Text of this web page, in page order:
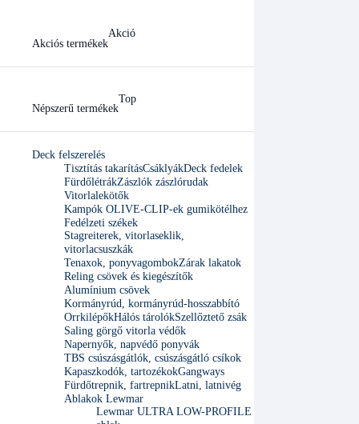
Akciós termékek
Akció
Népszerű termékek
Top
Deck felszerelés
Tisztítás takarításCsáklyákDeck fedelek
FürdőlétrákZászlók zászlórudak
Vitorlalekötők
Kampók OLIVE-CLIP-ek gumikötélhez
Fedélzeti székek
Stagreiterek, vitorlaseklik,
vitorlacsuszkák
Tenaxok, ponyvagombokZárak lakatok
Reling csövek és kiegészítők
Alumínium csövek
Kormányrúd, kormányrúd-hosszabbító
OrrkilépőkHálós tárolókSzellőztető zsák
Saling görgő vitorla védők
Napernyők, napvédő ponyvák
TBS csúszásgátlók, csúszásgátló csíkok
Kapaszkodók, tartozékokGangways
Fürdőtrepnik, fartrepnikLatni, latnivég
Ablakok Lewmar
Lewmar ULTRA LOW-PROFILE